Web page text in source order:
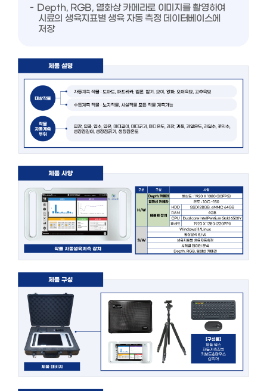
Depth, RGB, 열화상 카메라로 이미지를 촬영하여
시료의 생육지표별 생육 자동 측정 데이터베이스에
저장